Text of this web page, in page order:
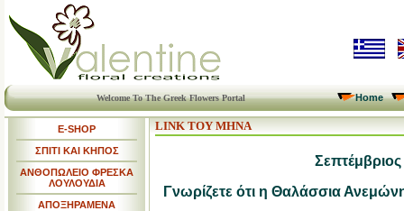
Welcome To The Greek Flowers Portal Home
E-SHOP
ΣΠΙΤΙ ΚΑΙ ΚΗΠΟΣ
ΑΝΘΟΠΩΛΕΙΟ ΦΡΕΣΚΑ
ΛΟΥΛΟΥΔΙΑ
ΑΠΟΞΗΡΑΜΕΝΑ
LINK ΤΟΥ ΜΗΝΑ
Γνωρίζετε ότι η Θαλάσσια